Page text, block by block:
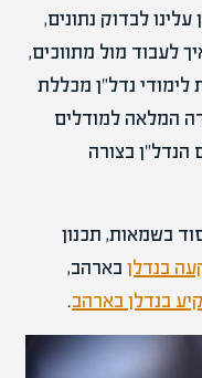
לבדוק נתונים,
לעבוד מול מתווכים,
לימודי נדל"ן מכללת
המלאה למודלים
בצורה
בשמאות, תכנון
בנדלן בארהב,
בנדלן בארהב.